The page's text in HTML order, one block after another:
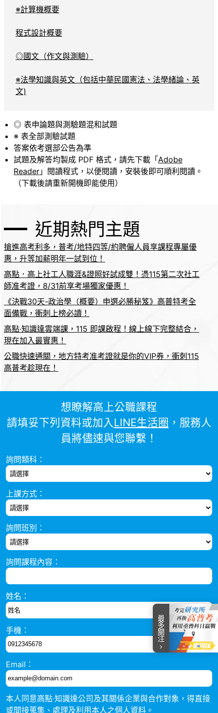
※計算機概要
程式設計概要
◎國文（作文與測驗）
※法學知識與英文（包括中華民國憲法、法學緒論、英
文)
◎ 表申論題與測驗題混和試題
※ 表全部測驗試題
答案依考選部公告為準
試題及解答均製成 PDF 格式，請先下載「Adobe
Reader 」閱讀程式，以便閱讀，安裝後即可順利閱讀。
（下載後請重新開機即能使用）
近期熱門主題
搶進高考利多，普考/地特四等/約聘僱人員享課程專屬優
惠，升等加薪明年一試到位！
高點．高上社工人職涯&證照好試成雙！憑115第二次社工
師准考證，8/31前享考場獨家優惠！
《決戰30天-政治學（概要）申選必勝秘笈》高普特考全
面備戰，衝刺上榜必讀！
高點‧知識達雲端課，115 即課啟程！線上線下完整結合，
現在加入最實惠！
公職快速通關，地方特考准考證就是你的VIP券，衝刺115
高普考趁現在！
想瞭解高上公職課程
請填妥下列資料或加入LINE生活圈 ，服務人
員將儘速與您聯繫！
詢問類科：
上課方式：
詢問班別：
詢問課程內容：
姓名：
手機：
Email：
本人同意高點‧知識達公司及其關係企業與合作對象，得直接
或間接蒐集、處理及利用本人之個人資料。
最多關注
item
item
item
item
item
4
5